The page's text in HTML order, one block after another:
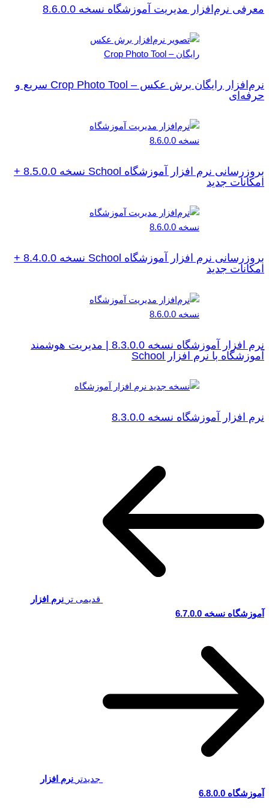
معرفی نرم‌افزار مدیریت آموزشگاه نسخه 8.6.0.0
نرم‌افزار رایگان برش عکس – Crop Photo Tool سریع و
حرفه‌ای
بروزرسانی نرم افزار آموزشگاه School نسخه 8.5.0.0 +
امکانات جدید
بروزرسانی نرم افزار آموزشگاه School نسخه 8.4.0.0 +
امکانات جدید
نرم افزار آموزشگاه نسخه 8.3.0.0 | مدیریت هوشمند
آموزشگاه با نرم افزار School
نرم افزار آموزشگاه نسخه 8.3.0.0
قدیمی تر نرم افزار
آموزشگاه نسخه 6.7.0.0
جدیدتر نرم افزار
آموزشگاه 6.8.0.0